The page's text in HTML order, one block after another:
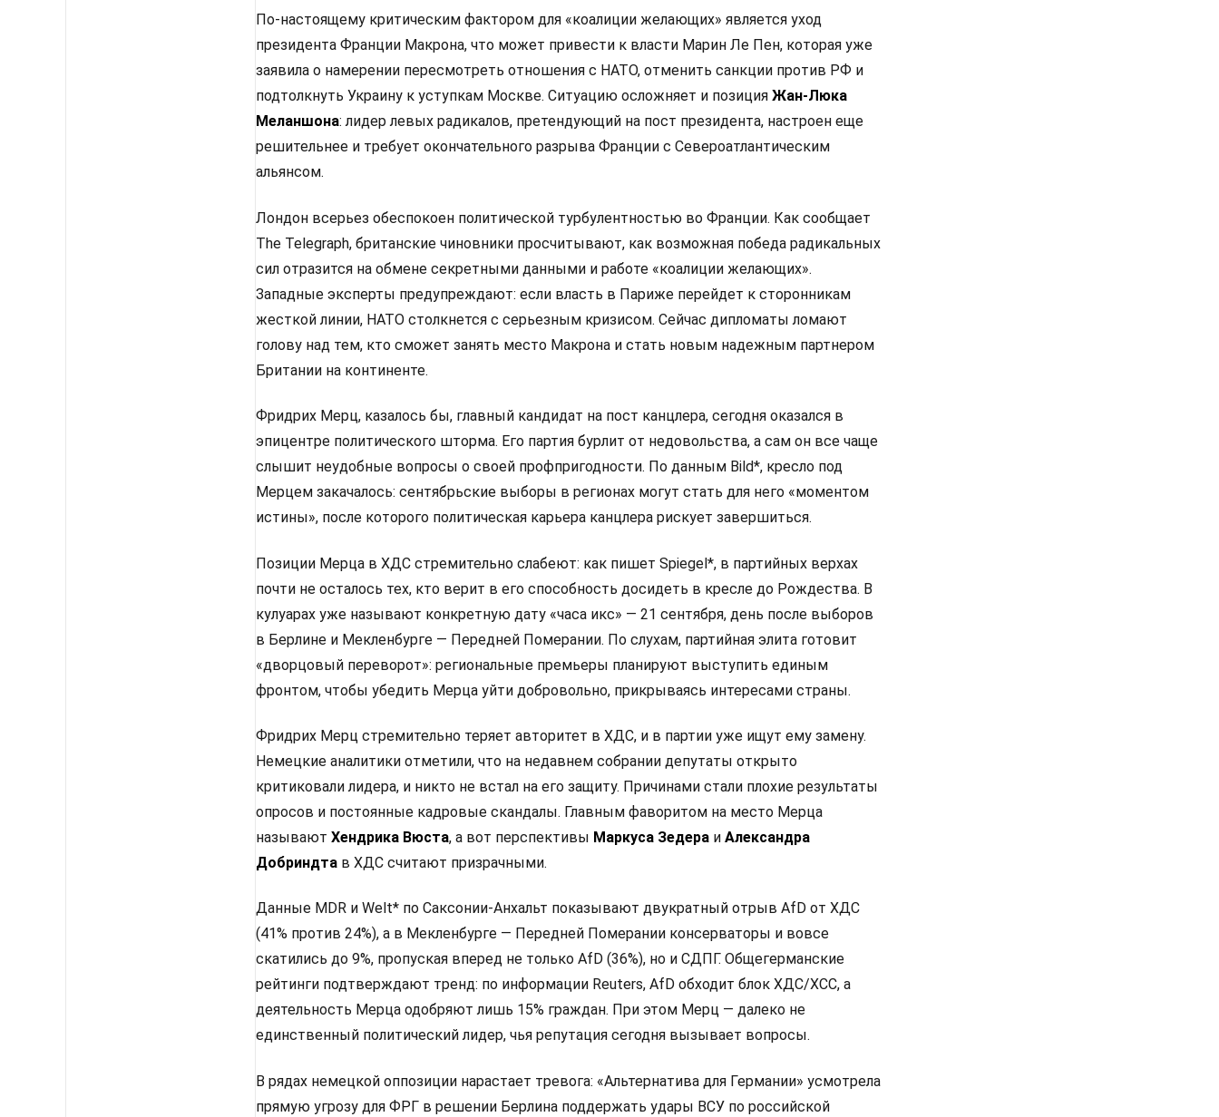
По-настоящему критическим фактором для «коалиции желающих» является уход
президента Франции Макрона, что может привести к власти Марин Ле Пен, которая уже
заявила о намерении пересмотреть отношения с НАТО, отменить санкции против РФ и
подтолкнуть Украину к уступкам Москве. Ситуацию осложняет и позиция Жан-Люка
Меланшона: лидер левых радикалов, претендующий на пост президента, настроен еще
решительнее и требует окончательного разрыва Франции с Североатлантическим
альянсом.
Лондон всерьез обеспокоен политической турбулентностью во Франции. Как сообщает
The Telegraph, британские чиновники просчитывают, как возможная победа радикальных
сил отразится на обмене секретными данными и работе «коалиции желающих».
Западные эксперты предупреждают: если власть в Париже перейдет к сторонникам
жесткой линии, НАТО столкнется с серьезным кризисом. Сейчас дипломаты ломают
голову над тем, кто сможет занять место Макрона и стать новым надежным партнером
Британии на континенте.
Фридрих Мерц, казалось бы, главный кандидат на пост канцлера, сегодня оказался в
эпицентре политического шторма. Его партия бурлит от недовольства, а сам он все чаще
слышит неудобные вопросы о своей профпригодности. По данным Bild*, кресло под
Мерцем закачалось: сентябрьские выборы в регионах могут стать для него «моментом
истины», после которого политическая карьера канцлера рискует завершиться.
Позиции Мерца в ХДС стремительно слабеют: как пишет Spiegel*, в партийных верхах
почти не осталось тех, кто верит в его способность досидеть в кресле до Рождества. В
кулуарах уже называют конкретную дату «часа икс» — 21 сентября, день после выборов
в Берлине и Мекленбурге — Передней Померании. По слухам, партийная элита готовит
«дворцовый переворот»: региональные премьеры планируют выступить единым
фронтом, чтобы убедить Мерца уйти добровольно, прикрываясь интересами страны.
Фридрих Мерц стремительно теряет авторитет в ХДС, и в партии уже ищут ему замену.
Немецкие аналитики отметили, что на недавнем собрании депутаты открыто
критиковали лидера, и никто не встал на его защиту. Причинами стали плохие результаты
опросов и постоянные кадровые скандалы. Главным фаворитом на место Мерца
называют Хендрика Вюста, а вот перспективы Маркуса Зедера и Александра
Добриндта в ХДС считают призрачными.
Данные MDR и Welt* по Саксонии-Анхальт показывают двукратный отрыв AfD от ХДС
(41% против 24%), а в Мекленбурге — Передней Померании консерваторы и вовсе
скатились до 9%, пропуская вперед не только AfD (36%), но и СДПГ. Общегерманские
рейтинги подтверждают тренд: по информации Reuters, AfD обходит блок ХДС/ХСС, а
деятельность Мерца одобряют лишь 15% граждан. При этом Мерц — далеко не
единственный политический лидер, чья репутация сегодня вызывает вопросы.
В рядах немецкой оппозиции нарастает тревога: «Альтернатива для Германии» усмотрела
прямую угрозу для ФРГ в решении Берлина поддержать удары ВСУ по российской